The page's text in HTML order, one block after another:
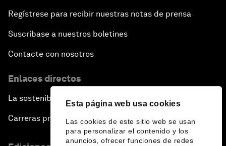
Esta página web usa cookies
Las cookies de este sitio web se usan
para personalizar el contenido y los
anuncios, ofrecer funciones de redes
Regístrese para recibir nuestras notas de prensa
Suscríbase a nuestros boletines
Contacte con nosotros
Enlaces directos
La sostenibilidad en el Foro
Carreras profesionales